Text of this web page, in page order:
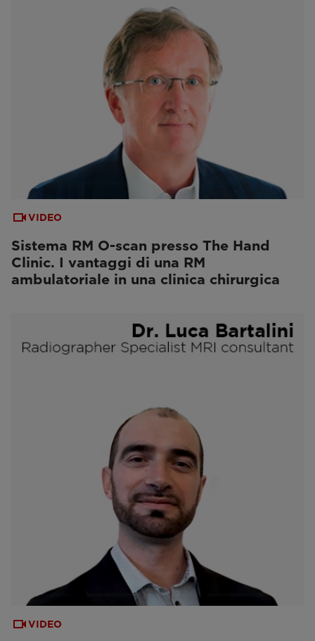
VIDEO
Sistema RM O-scan presso The Hand
Clinic. I vantaggi di una RM
ambulatoriale in una clinica chirurgica
VIDEO